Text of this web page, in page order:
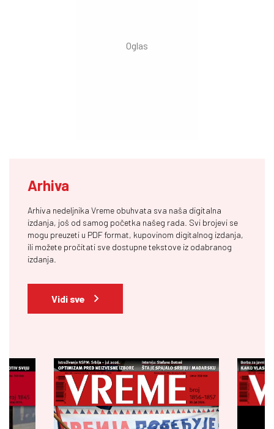
Arhiva
Arhiva nedeljnika Vreme obuhvata sva naša digitalna
izdanja, još od samog početka našeg rada. Svi brojevi se
mogu preuzeti u PDF format, kupovinom digitalnog izdanja,
ili možete pročitati sve dostupne tekstove iz odabranog
izdanja.
Vidi sve